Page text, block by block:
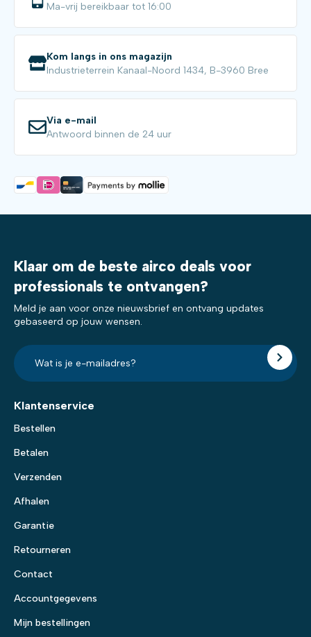
Ma-vrij bereikbaar tot 16:00
Kom langs in ons magazijn
Industrieterrein Kanaal-Noord 1434, B-3960 Bree
Via e-mail
Antwoord binnen de 24 uur
Klaar om de beste airco deals voor
professionals te ontvangen?
Meld je aan voor onze nieuwsbrief en ontvang updates
gebaseerd op jouw wensen.
E-
mailadres?
*
Klantenservice
Bestellen
Betalen
Verzenden
Afhalen
Garantie
Retourneren
Contact
Accountgegevens
Mijn bestellingen